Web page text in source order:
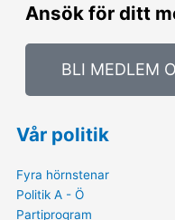
Ansök för ditt
BLI MEDLEM
Vår politik
Fyra hörnstenar
Politik A - Ö
Partiprogram